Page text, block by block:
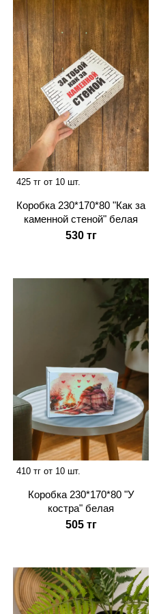
425 тг от 10 шт.
Коробка 230*170*80 "Как за
каменной стеной" белая
530 тг
410 тг от 10 шт.
Коробка 230*170*80 "У
костра" белая
505 тг